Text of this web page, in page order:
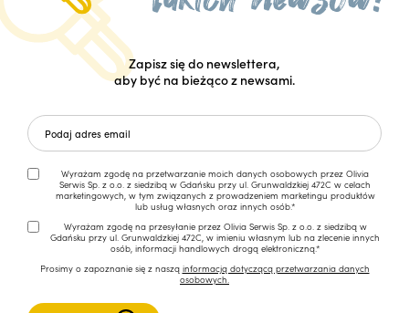
Zapisz się do newslettera,
aby być na bieżąco z newsami.
Wyrażam zgodę na przetwarzanie moich danych osobowych przez Olivia
Serwis Sp. z o.o. z siedzibą w Gdańsku przy ul. Grunwaldzkiej 472C w celach
marketingowych, w tym związanych z prowadzeniem marketingu produktów
lub usług własnych oraz innych osób.*
Wyrażam zgodę na przesyłanie przez Olivia Serwis Sp. z o.o. z siedzibą w
Gdańsku przy ul. Grunwaldzkiej 472C, w imieniu własnym lub na zlecenie innych
osób, informacji handlowych drogą elektroniczną.*
Prosimy o zapoznanie się z naszą informacją dotyczącą przetwarzania danych
osobowych.